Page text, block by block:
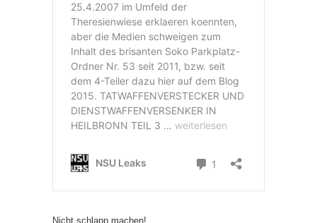
Nicht schlapp machen!